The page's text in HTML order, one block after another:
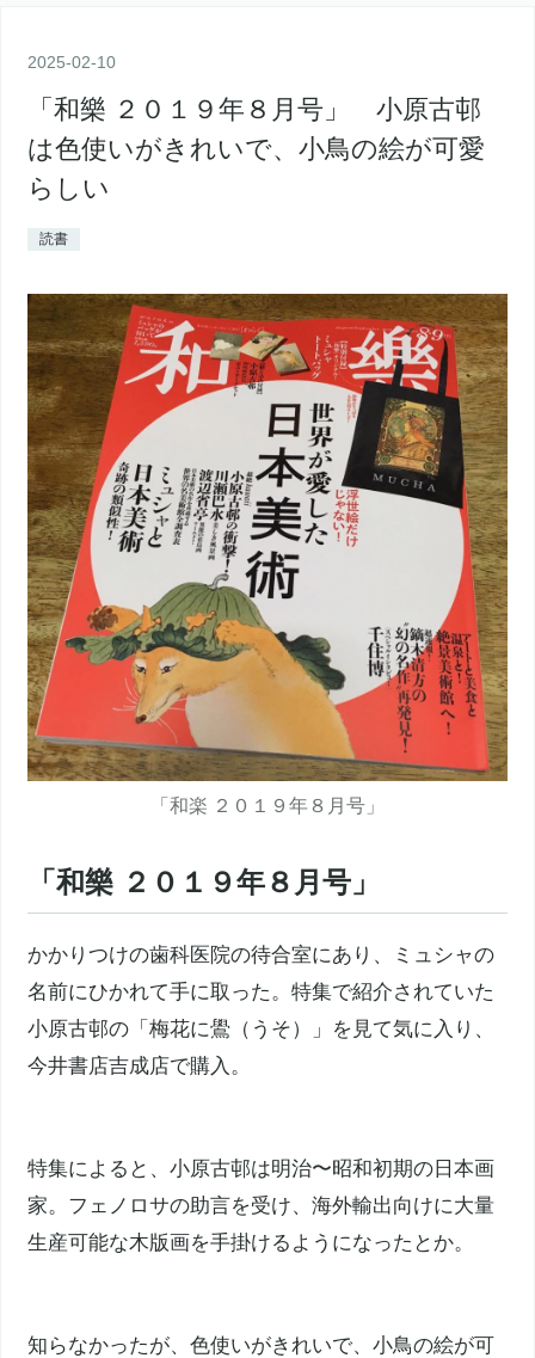
2025-02-10
「和樂 ２０１９年８月号」 小原古邨
は色使いがきれいで、小鳥の絵が可愛
らしい
読書
「和楽 ２０１９年８月号」
「和樂 ２０１９年８月号」
かかりつけの歯科医院の待合室にあり、ミュシャの
名前にひかれて手に取った。特集で紹介されていた
小原古邨の「梅花に鷽（うそ）」を見て気に入り、
今井書店吉成店で購入。
特集によると、小原古邨は明治〜昭和初期の日本画
家。フェノロサの助言を受け、海外輸出向けに大量
生産可能な木版画を手掛けるようになったとか。
知らなかったが、色使いがきれいで、小鳥の絵が可